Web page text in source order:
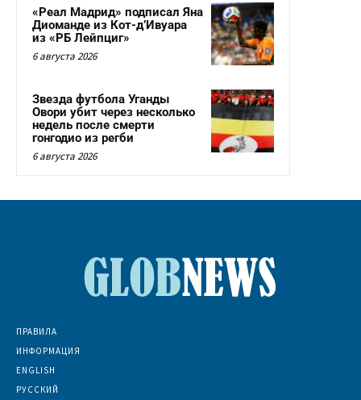
«Реал Мадрид» подписал Яна
Диоманде из Кот-д’Ивуара
из «РБ Лейпциг»
6 августа 2026
Звезда футбола Уганды
Овори убит через несколько
недель после смерти
гонгодио из регби
6 августа 2026
ПРАВИЛА
ИНФОРМАЦИЯ
ENGLISH
РУССКИЙ